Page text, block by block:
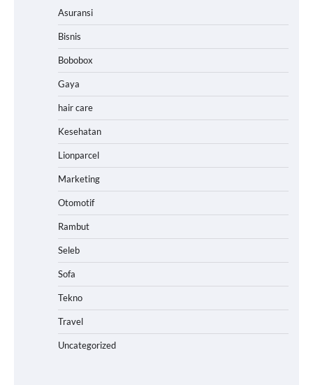
Asuransi
Bisnis
Bobobox
Gaya
hair care
Kesehatan
Lionparcel
Marketing
Otomotif
Rambut
Seleb
Sofa
Tekno
Travel
Uncategorized